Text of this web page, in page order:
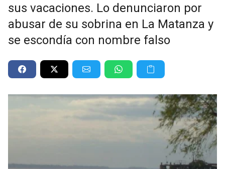
sus vacaciones. Lo denunciaron por
abusar de su sobrina en La Matanza y
se escondía con nombre falso